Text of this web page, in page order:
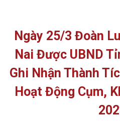
Ngày 25/3 Đoàn
Nai Được UBND
Ghi Nhận Thành
Hoạt Động Cụm,